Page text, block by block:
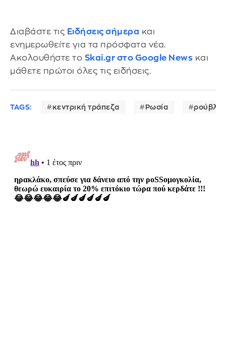
Διαβάστε τις Ειδήσεις σήμερα και
ενημερωθείτε για τα πρόσφατα νέα.
Ακολουθήστε το Skai.gr στο Google News και
μάθετε πρώτοι όλες τις ειδήσεις.
TAGS: κεντρική τράπεζα Ρωσία ρούβλι